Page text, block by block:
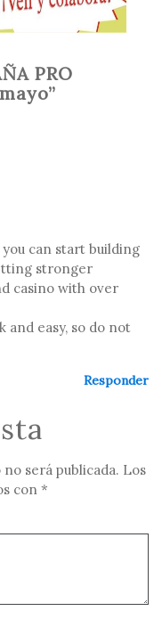
PRO
can start building
stronger
casino with over
and easy, so do not
Responder
será publicada. Los
con *